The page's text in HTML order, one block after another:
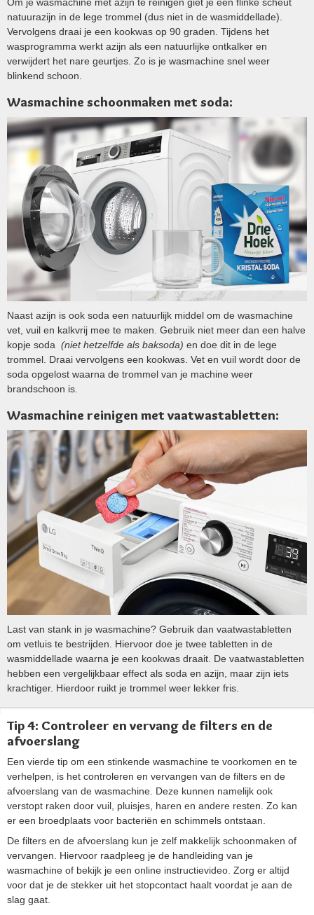
natuurazijn in de lege trommel (dus niet in de wasmiddellade).
Vervolgens draai je een kookwas op 90 graden. Tijdens het
wasprogramma werkt azijn als een natuurlijke ontkalker en
verwijdert het nare geurtjes. Zo is je wasmachine snel weer
blinkend schoon.
Wasmachine schoonmaken met soda:
Naast azijn is ook soda een natuurlijk middel om de wasmachine
vet, vuil en kalkvrij mee te maken. Gebruik niet meer dan een halve
kopje soda (niet hetzelfde als baksoda) en doe dit in de lege
trommel. Draai vervolgens een kookwas. Vet en vuil wordt door de
soda opgelost waarna de trommel van je machine weer
brandschoon is.
Wasmachine reinigen met vaatwastabletten:
Last van stank in je wasmachine? Gebruik dan vaatwastabletten
om vetluis te bestrijden. Hiervoor doe je twee tabletten in de
wasmiddellade waarna je een kookwas draait. De vaatwastabletten
hebben een vergelijkbaar effect als soda en azijn, maar zijn iets
krachtiger. Hierdoor ruikt je trommel weer lekker fris.
Tip 4: Controleer en vervang de filters en de
afvoerslang
Een vierde tip om een stinkende wasmachine te voorkomen en te
verhelpen, is het controleren en vervangen van de filters en de
afvoerslang van de wasmachine. Deze kunnen namelijk ook
verstopt raken door vuil, pluisjes, haren en andere resten. Zo kan
er een broedplaats voor bacteriën en schimmels ontstaan.
De filters en de afvoerslang kun je zelf makkelijk schoonmaken of
vervangen. Hiervoor raadpleeg je de handleiding van je
wasmachine of bekijk je een online instructievideo. Zorg er altijd
voor dat je de stekker uit het stopcontact haalt voordat je aan de
slag gaat.